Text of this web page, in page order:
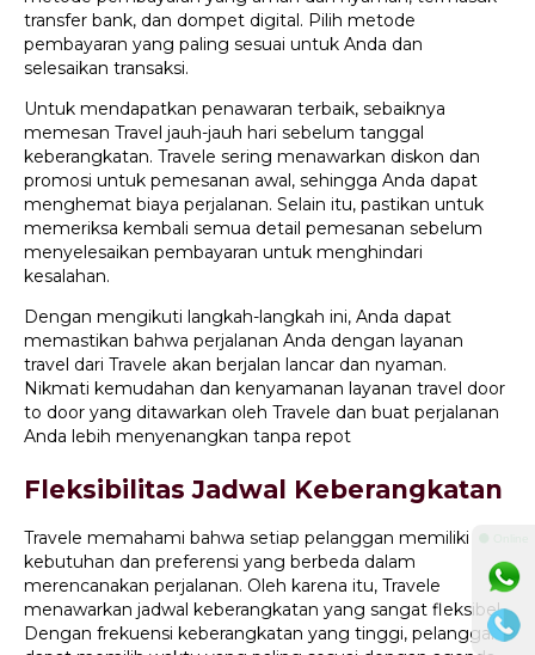
transfer bank, dan dompet digital. Pilih metode
pembayaran yang paling sesuai untuk Anda dan
selesaikan transaksi.
Untuk mendapatkan penawaran terbaik, sebaiknya
memesan Travel jauh-jauh hari sebelum tanggal
keberangkatan. Travele sering menawarkan diskon dan
promosi untuk pemesanan awal, sehingga Anda dapat
menghemat biaya perjalanan. Selain itu, pastikan untuk
memeriksa kembali semua detail pemesanan sebelum
menyelesaikan pembayaran untuk menghindari
kesalahan.
Dengan mengikuti langkah-langkah ini, Anda dapat
memastikan bahwa perjalanan Anda dengan layanan
travel dari Travele akan berjalan lancar dan nyaman.
Nikmati kemudahan dan kenyamanan layanan travel door
to door yang ditawarkan oleh Travele dan buat perjalanan
Anda lebih menyenangkan tanpa repot
Fleksibilitas Jadwal Keberangkatan
Travele memahami bahwa setiap pelanggan memiliki
kebutuhan dan preferensi yang berbeda dalam
merencanakan perjalanan. Oleh karena itu, Travele
menawarkan jadwal keberangkatan yang sangat fleksibel.
Dengan frekuensi keberangkatan yang tinggi, pelanggan